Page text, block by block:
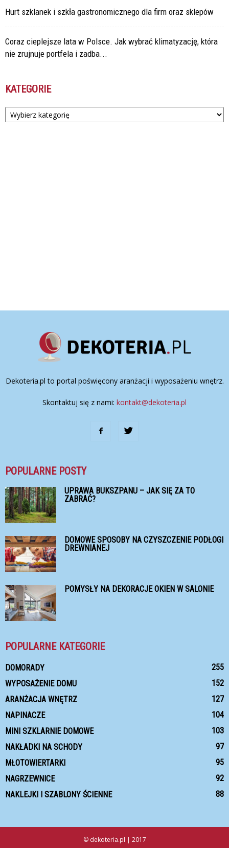
Hurt szklanek i szkła gastronomicznego dla firm oraz sklepów
Coraz cieplejsze lata w Polsce. Jak wybrać klimatyzację, która
nie zrujnuje portfela i zadba...
KATEGORIE
Kategorie
Dekoteria.pl to portal poświęcony aranżacji i wyposażeniu wnętrz.
Skontaktuj się z nami: kontakt@dekoteria.pl
POPULARNE POSTY
UPRAWA BUKSZPANU – JAK SIĘ ZA TO
ZABRAĆ?
DOMOWE SPOSOBY NA CZYSZCZENIE PODŁOGI
DREWNIANEJ
POMYSŁY NA DEKORACJE OKIEN W SALONIE
POPULARNE KATEGORIE
DOMORADY
255
WYPOSAŻENIE DOMU
152
ARANŻACJA WNĘTRZ
127
NAPINACZE
104
MINI SZKLARNIE DOMOWE
103
NAKŁADKI NA SCHODY
97
MŁOTOWIERTARKI
95
NAGRZEWNICE
92
NAKLEJKI I SZABLONY ŚCIENNE
88
© dekoteria.pl | 2017